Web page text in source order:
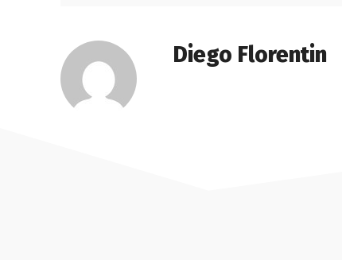
Diego Florentin